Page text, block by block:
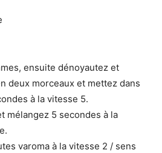
ensuite dénoyautez et
deux morceaux et mettez dans
à la vitesse 5.
mélangez 5 secondes à la
varoma à la vitesse 2 / sens